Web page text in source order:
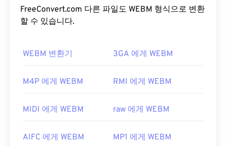
ASF 파일을 열려면Windows Media Player를 사용하
는 것이 가장 좋습니다.
일 확장자로 표시될 수 있습니다.
최초 출시:
유용한 링크:
https://docs.microsoft.com/en-
플레이어를 지원합니다. WEBM은 비디오 스트림을
VP8또는VP9코덱으로, 오디오 스트림을
WEBM 파일을 어떻게 여나요?
VLC 미디어 플레이어 MPlayer는 모든 운영 체제
을 여는 다른 좋은 방법으로는 Microsoft Windows
Winamp Elmedia가
Microsoft 브라우저에는 WebM코덱이내장되어 있
FreeConvert.com 다른 파일도 WEBM 형식으로 변환
할 수 있습니다.
WEBM 변환기 3GA 에게 WEBM
M4P 에게 WEBM RMI 에게 WEBM
MIDI 에게 WEBM raw 에게 WEBM
AIFC 에게 WEBM MP1 에게 WEBM